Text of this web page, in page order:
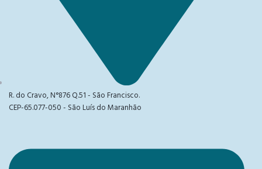
R. do Cravo, N°876 Q.51 - São Francisco.
CEP-65.077-050 - São Luís do Maranhão